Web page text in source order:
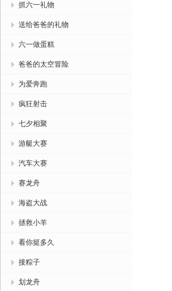
抓六一礼物
送给爸爸的礼物
六一做蛋糕
爸爸的太空冒险
为爱奔跑
疯狂射击
七夕相聚
游艇大赛
汽车大赛
赛龙舟
海盗大战
拯救小羊
看你挺多久
接粽子
划龙舟